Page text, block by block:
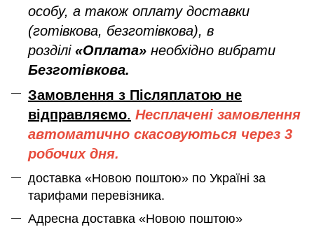
особу, а також оплату доставки
(готівкова, безготівкова), в
розділі «Оплата» необхідно вибрати
Безготівкова.
Замовлення з Післяплатою не
відправляємо. Несплачені замовлення
автоматично скасовуються через 3
робочих дня.
доставка «Новою поштою» по Україні за
тарифами перевізника.
Адресна доставка «Новою поштою»